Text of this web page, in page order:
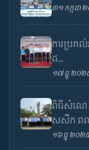
៣១ កក្កដា
ការប្រគ
ដ...
១៧ ធ្នូ ២០២
ពិធីសំណេ
សសឹក ពល
១៦ ធ្នូ ២០២៥